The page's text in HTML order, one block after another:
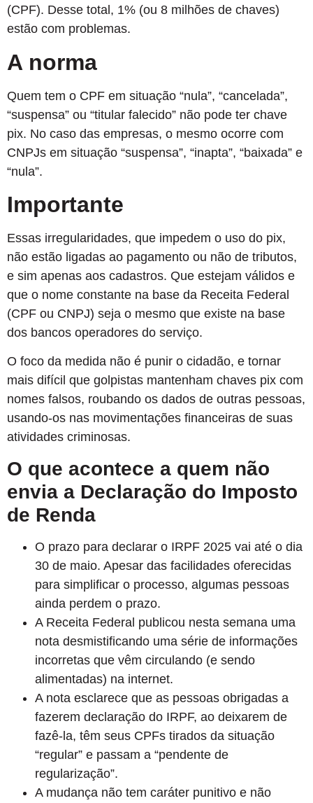
(CPF). Desse total, 1% (ou 8 milhões de chaves)
estão com problemas.
A norma
Quem tem o CPF em situação “nula”, “cancelada”,
“suspensa” ou “titular falecido” não pode ter chave
pix. No caso das empresas, o mesmo ocorre com
CNPJs em situação “suspensa”, “inapta”, “baixada” e
“nula”.
Importante
Essas irregularidades, que impedem o uso do pix,
não estão ligadas ao pagamento ou não de tributos,
e sim apenas aos cadastros. Que estejam válidos e
que o nome constante na base da Receita Federal
(CPF ou CNPJ) seja o mesmo que existe na base
dos bancos operadores do serviço.
O foco da medida não é punir o cidadão, e tornar
mais difícil que golpistas mantenham chaves pix com
nomes falsos, roubando os dados de outras pessoas,
usando-os nas movimentações financeiras de suas
atividades criminosas.
O que acontece a quem não
envia a Declaração do Imposto
de Renda
O prazo para declarar o IRPF 2025 vai até o dia
30 de maio. Apesar das facilidades oferecidas
para simplificar o processo, algumas pessoas
ainda perdem o prazo.
A Receita Federal publicou nesta semana uma
nota desmistificando uma série de informações
incorretas que vêm circulando (e sendo
alimentadas) na internet.
A nota esclarece que as pessoas obrigadas a
fazerem declaração do IRPF, ao deixarem de
fazê-la, têm seus CPFs tirados da situação
“regular” e passam a “pendente de
regularização”.
A mudança não tem caráter punitivo e não